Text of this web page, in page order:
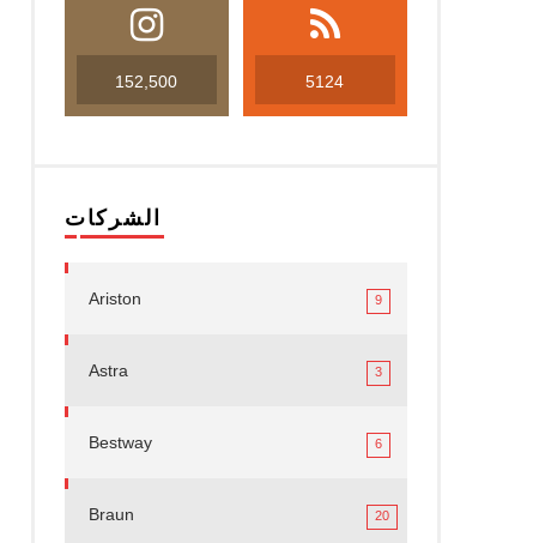
152,500 5124
الشركات
Ariston 9
Astra 3
Bestway 6
Braun 20